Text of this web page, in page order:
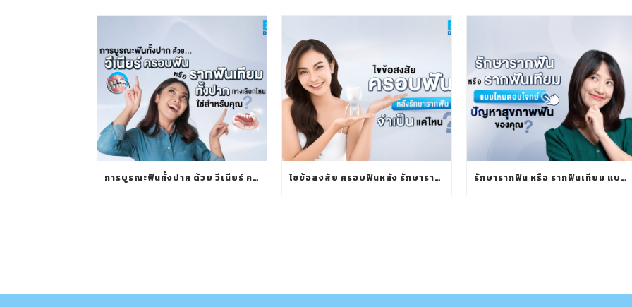
การบูรณะฟันทั้งปาก ด้วย วีเนียร์ ครอบฟัน หรือรากฟันเทียมทั้งปาก ทางเลือกไหนใช่สำหรับคุณ? ไขข้อสงสัย ครอบฟันหลัง รักษารากฟัน จำเป็นแค่ไหน? รักษารากฟัน หรือ รากฟันเทียม แบบไหนตอบโจทย์ปัญหาสุขภาพฟันของคุณ?